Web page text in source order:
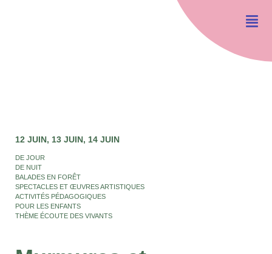
12 JUIN 13 JUIN 14 JUIN
DE JOUR
DE NUIT
BALADES EN FORÊT
SPECTACLES ET ŒUVRES ARTISTIQUES
ACTIVITÉS PÉDAGOGIQUES
POUR LES ENFANTS
THÈME ÉCOUTE DES VIVANTS